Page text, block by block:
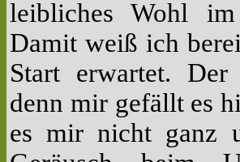
leibliches Wohl im
Damit weiß ich
Start erwartet.
denn mir gefällt es
es mir nicht ganz